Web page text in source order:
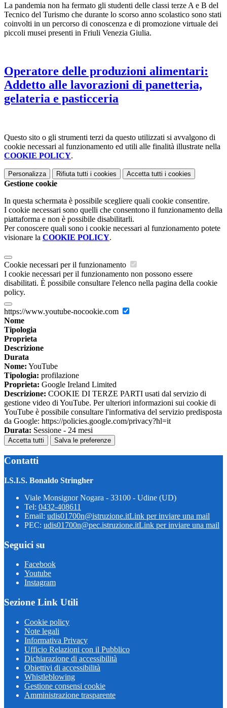
La pandemia non ha fermato gli studenti delle classi terze A e B del
Tecnico del Turismo che durante lo scorso anno scolastico sono stati
coinvolti in un percorso di conoscenza e di promozione virtuale dei
piccoli musei presenti in Friuli Venezia Giulia.
Operatore delle produzioni alimentari:
Addetto alle lavorazioni di panetteria,
gelateria e pasticceria
Questo sito o gli strumenti terzi da questo utilizzati si avvalgono di
cookie necessari al funzionamento ed utili alle finalità illustrate nella
COOKIE POLICY.
Personalizza Rifiuta tutti i cookies Accetta tutti i cookies
Gestione cookie
In questa schermata è possibile scegliere quali cookie consentire.
I cookie necessari sono quelli che consentono il funzionamento della
piattaforma e non è possibile disabilitarli.
Per conoscere quali sono i cookie necessari al funzionamento potete
visionare la COOKIE POLICY.
Cookie necessari per il funzionamento
I cookie necessari per il funzionamento non possono essere
disabilitati. È possibile consultare l'elenco nella pagina della cookie
policy.
https://www.youtube-nocookie.com
Nome
Tipologia
Proprieta
Descrizione
Durata
Nome: YouTube
Tipologia: profilazione
Proprieta: Google Ireland Limited
Descrizione: COOKIE DI TERZE PARTI usati dal servizio di
gestione video di YouTube. Per ulteriori informazioni sui cookie di
YouTube è possibile consultare l'informativa del servizio predisposta
da Google: https://policies.google.com/privacy?hl=it
Durata: Sessione - 24 mesi
Accetta tutti Salva le preferenze
Contatti
I.S.I.S. Bonaldo Stringher
Viale Monsignor Nogara - 33100 - Udine (UD)
Tel: 0432-408611
Email: udis01700n@istruzione.itLink per inviare una mail
PEC: udis01700n@pec.istruzione.itLink per inviare una mail
Seguici su
Facebook
Youtube
Instagram
Sezione Link Utili
Cookie policy
Note legali
Informativa Privacy
Ufficio Relazioni con il Pubblico
Dichiarazione di accessibilità
Obiettivi di accessibilità
Whistleblowing
Gestione consensi cookie
Amministrazione trasparente